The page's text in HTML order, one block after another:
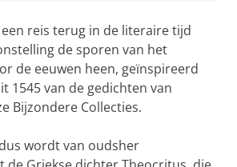
reis terug in de literaire tijd
de sporen van het
de eeuwen heen, geïnspireerd
1545 van de gedichten van
Bijzondere Collecties.
wordt van oudsher